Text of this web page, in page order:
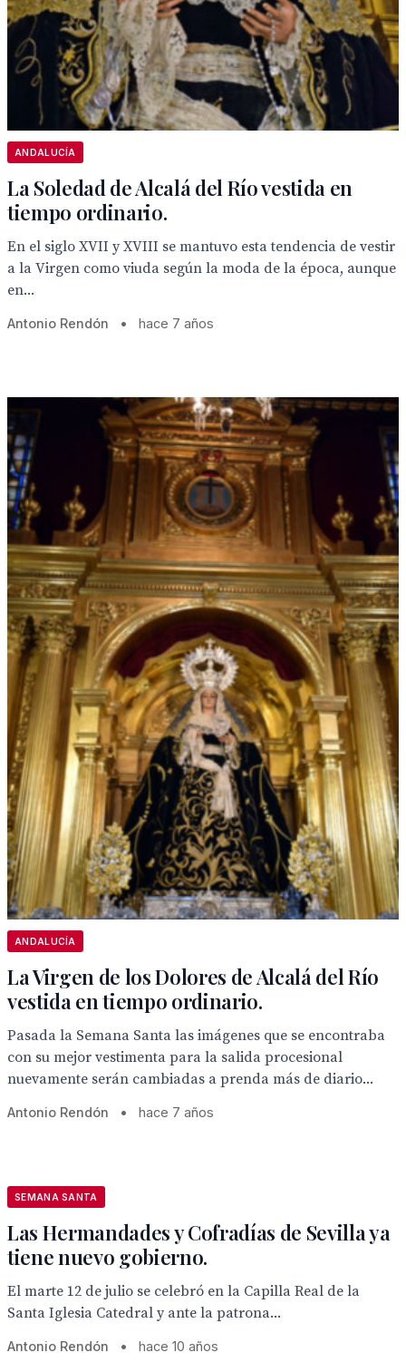
ANDALUCÍA
La Soledad de Alcalá del Río vestida en
tiempo ordinario.
En el siglo XVII y XVIII se mantuvo esta tendencia de vestir
a la Virgen como viuda según la moda de la época, aunque
en...
Antonio Rendón • hace 7 años
ANDALUCÍA
La Virgen de los Dolores de Alcalá del Río
vestida en tiempo ordinario.
Pasada la Semana Santa las imágenes que se encontraba
con su mejor vestimenta para la salida procesional
nuevamente serán cambiadas a prenda más de diario...
Antonio Rendón • hace 7 años
SEMANA SANTA
Las Hermandades y Cofradías de Sevilla ya
tiene nuevo gobierno.
El marte 12 de julio se celebró en la Capilla Real de la
Santa Iglesia Catedral y ante la patrona...
Antonio Rendón • hace 10 años